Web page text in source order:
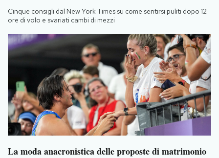
Cinque consigli dal New York Times su come sentirsi puliti dopo 12
ore di volo e svariati cambi di mezzi
La moda anacronistica delle proposte di matrimonio